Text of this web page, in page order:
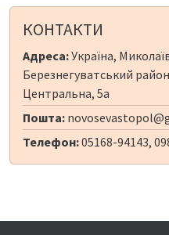
КОНТАКТИ
Адреса:Україна,
Березнегуватський
Центральна, 5а
Пошта:
Телефон:05168-94143,